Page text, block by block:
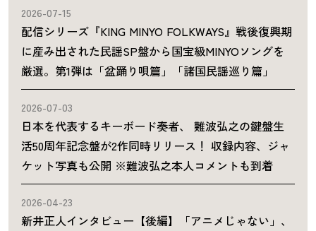
2026-07-15
配信シリーズ『KING MINYO FOLKWAYS』戦後復興期
に産み出された民謡SP盤から国宝級MINYOソングを
厳選。第1弾は「盆踊り唄篇」「諸国民謡巡り篇」
2026-07-03
日本を代表するキーボード奏者、 難波弘之の鍵盤生
活50周年記念盤が2作同時リリース！ 収録内容、ジャ
ケット写真も公開 ※難波弘之本人コメントも到着
2026-04-23
新井正人インタビュー【後編】「アニメじゃない」、